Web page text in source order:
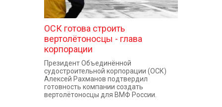
ОСК готова строить
вертолётоносцы - глава
корпорации
Президент Объединённой
судостроительной корпорации (ОСК)
Алексей Рахманов подтвердил
готовность компании создать
вертолётоносцы для ВМФ России.